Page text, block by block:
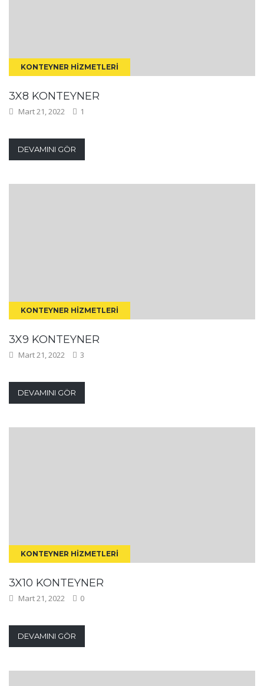
KONTEYNER HIZMETLERI
3X8 KONTEYNER
Mart 21, 2022 1
DEVAMINI GÖR
KONTEYNER HIZMETLERI
3X9 KONTEYNER
Mart 21, 2022 3
DEVAMINI GÖR
KONTEYNER HIZMETLERI
3X10 KONTEYNER
Mart 21, 2022 0
DEVAMINI GÖR